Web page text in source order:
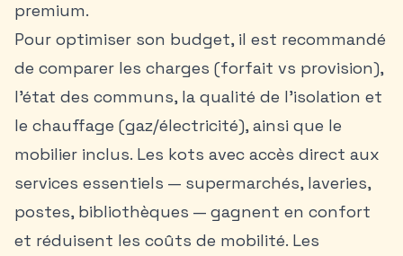
premium.
Pour optimiser son budget, il est recommandé
de comparer les charges (forfait vs provision),
l’état des communs, la qualité de l’isolation et
le chauffage (gaz/électricité), ainsi que le
mobilier inclus. Les kots avec accès direct aux
services essentiels — supermarchés, laveries,
postes, bibliothèques — gagnent en confort
et réduisent les coûts de mobilité. Les